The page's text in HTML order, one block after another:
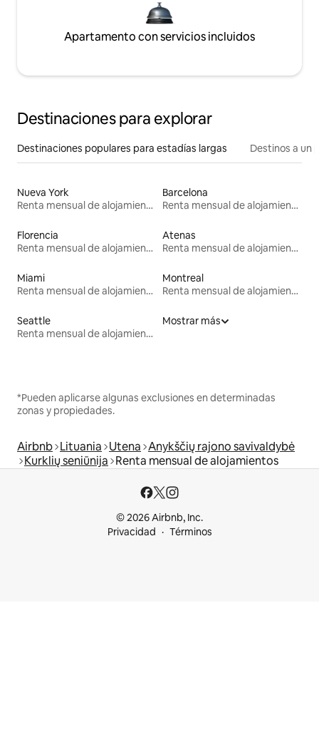
Apartamento con servicios incluidos
Destinaciones para explorar
Destinaciones populares para estadías largas Destinos a un
Nueva York
Renta mensual de alojamientos
Barcelona
Renta mensual de alojamientos
Florencia
Renta mensual de alojamientos
Atenas
Renta mensual de alojamientos
Miami
Renta mensual de alojamientos
Montreal
Renta mensual de alojamientos
Seattle
Renta mensual de alojamientos
Mostrar más
*Pueden aplicarse algunas exclusiones en determinadas
zonas y propiedades.
Airbnb Lituania Utena Anykščių rajono savivaldybė
Kurklių seniūnija Renta mensual de alojamientos
© 2026 Airbnb, Inc.
Privacidad
Términos